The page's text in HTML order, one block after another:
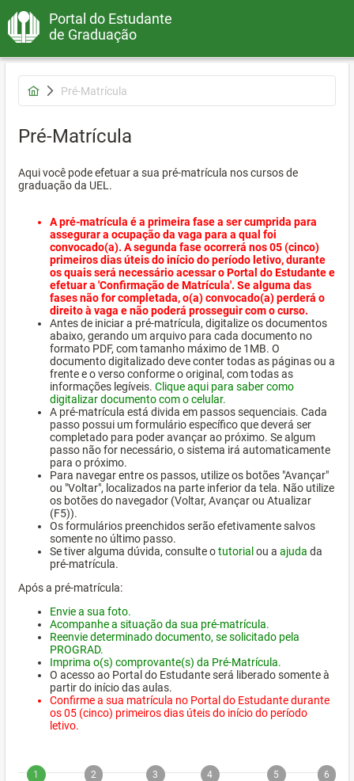
Portal do Estudante
de Graduação
Pré-Matrícula
Pré-Matrícula
Aqui você pode efetuar a sua pré-matrícula nos cursos de
graduação da UEL.
A pré-matrícula é a primeira fase a ser cumprida para
assegurar a ocupação da vaga para a qual foi
convocado(a). A segunda fase ocorrerá nos 05 (cinco)
primeiros dias úteis do início do período letivo, durante
os quais será necessário acessar o Portal do Estudante e
efetuar a 'Confirmação de Matrícula'. Se alguma das
fases não for completada, o(a) convocado(a) perderá o
direito à vaga e não poderá prosseguir com o curso.
Antes de iniciar a pré-matrícula, digitalize os documentos
abaixo, gerando um arquivo para cada documento no
formato PDF, com tamanho máximo de 1MB. O
documento digitalizado deve conter todas as páginas ou a
frente e o verso conforme o original, com todas as
informações legíveis. Clique aqui para saber como
digitalizar documento com o celular.
A pré-matrícula está divida em passos sequenciais. Cada
passo possui um formulário específico que deverá ser
completado para poder avançar ao próximo. Se algum
passo não for necessário, o sistema irá automaticamente
para o próximo.
Para navegar entre os passos, utilize os botões "Avançar"
ou "Voltar", localizados na parte inferior da tela. Não utilize
os botões do navegador (Voltar, Avançar ou Atualizar
(F5)).
Os formulários preenchidos serão efetivamente salvos
somente no último passo.
Se tiver alguma dúvida, consulte otutorial ou a ajuda da
pré-matrícula.
Após a pré-matrícula:
Envie a sua foto.
Acompanhe a situação da sua pré-matrícula.
Reenvie determinado documento, se solicitado pela
PROGRAD.
Imprima o(s) comprovante(s) da Pré-Matrícula.
O acesso ao Portal do Estudante será liberado somente à
partir do início das aulas.
Confirme a sua matrícula no Portal do Estudante durante
os 05 (cinco) primeiros dias úteis do início do período
letivo.
1 2 3 4 5 6